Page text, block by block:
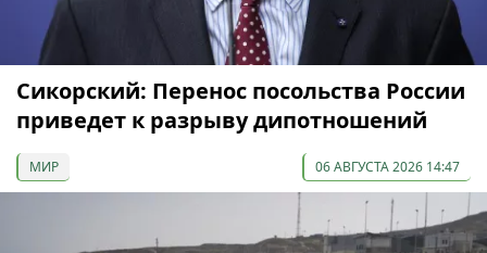
Сикорский: Перенос посольства России
приведет к разрыву дипотношений
МИР 06 АВГУСТА 2026 14:47